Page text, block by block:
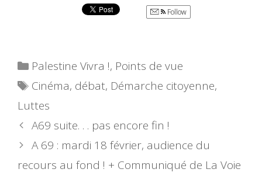
Follow
Catégories
Palestine Vivra !, Points de vue
Étiquettes
Cinéma, débat, Démarche citoyenne,
Luttes
A69 suite. . . pas encore fin !
A 69 : mardi 18 février, audience du
recours au fond ! + Communiqué de La Voie